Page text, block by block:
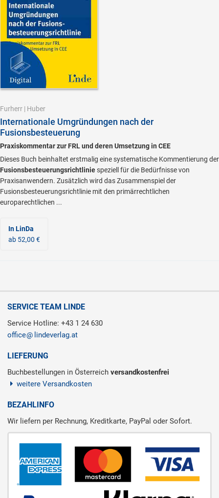
Furherr | Huber
Internationale Umgründungen nach der
Fusionsbesteuerung
Praxiskommentar zur FRL und deren Umsetzung in CEE
Dieses Buch beinhaltet erstmalig eine systematische Kommentierung der
Fusionsbesteuerungsrichtliniespeziell für die Bedürfnisse von
Praxisanwendern. Zusätzlich wird das Zusammenspiel der
Fusionsbesteuerungsrichtlinie mit den primärrechtlichen
europarechtlichen ...
In LinDa
ab 52,00 €
SERVICE TEAM LINDE
Service Hotline: +43 1 24 630
office
lindeverlag.at
LIEFERUNG
Buchbestellungen in Österreich versandkostenfrei
weitere Versandkosten
BEZAHLINFO
Wir liefern per Rechnung, Kreditkarte, PayPal oder Sofort.